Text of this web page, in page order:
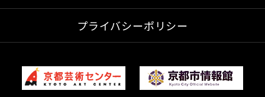
プライバシーポリシー